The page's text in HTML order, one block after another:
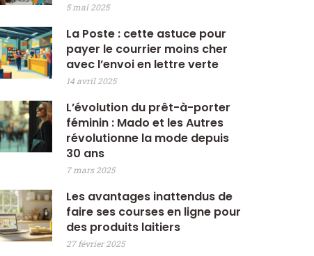
5 mai 2025
La Poste : cette astuce pour
payer le courrier moins cher
avec l’envoi en lettre verte
14 avril 2025
L’évolution du prêt-à-porter
féminin : Mado et les Autres
révolutionne la mode depuis
30 ans
7 mars 2025
Les avantages inattendus de
faire ses courses en ligne pour
des produits laitiers
27 février 2025